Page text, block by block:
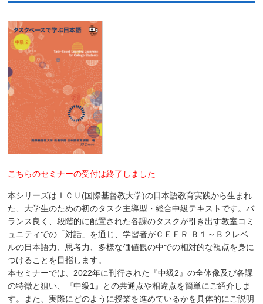
こちらのセミナーの受付は終了しました
本シリーズはＩＣＵ(国際基督教大学)の日本語教育実践から生まれ
た、大学生のための初のタスク主導型・総合中級テキストです。バ
ランス良く、段階的に配置された各課のタスクが引き出す教室コミ
ュニティでの「対話」を通じ、学習者がＣＥＦＲ Ｂ１～Ｂ２レベ
ルの日本語力、思考力、多様な価値観の中での相対的な視点を身に
つけることを目指します。
本セミナーでは、2022年に刊行された『中級2』の全体像及び各課
の特徴と狙い、『中級1』との共通点や相違点を簡単にご紹介しま
す。また、実際にどのように授業を進めているかを具体的にご説明